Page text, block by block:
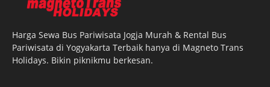
Harga Sewa Bus Pariwisata Jogja Murah & Rental Bus
Pariwisata di Yogyakarta Terbaik hanya di Magneto Trans
Holidays. Bikin piknikmu berkesan.